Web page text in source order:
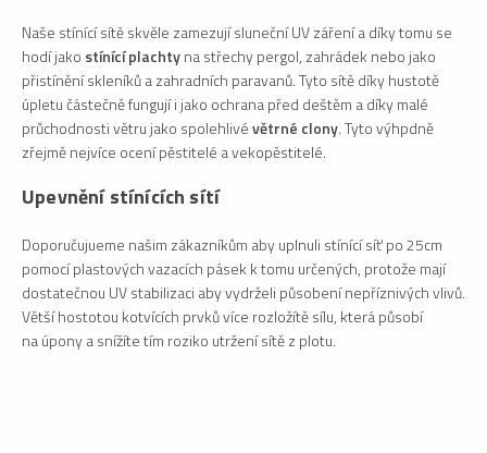
Naše stínící sítě skvěle zamezují sluneční UV záření a díky tomu se
hodí jako stínící plachtyna střechy pergol, zahrádek nebo jako
přistínění skleníků a zahradních paravanů. Tyto sítě díky hustotě
úpletu částečně fungují i jako ochrana před deštěm a díky malé
průchodnosti větru jako spolehlivévětrné clony. Tyto výhpdně
zřejmě nejvíce ocení pěstitelé a vekopěstitelé.
Upevnění stínících sítí
Doporučujueme našim zákazníkům aby uplnuli stínící síť po 25cm
pomocí plastových vazacích pásek k tomu určených, protože mají
dostatečnou UV stabilizaci aby vydrželi působení nepříznivých vlivů.
Větší hostotou kotvících prvků více rozložítě sílu, která působí
na úpony a snížíte tím roziko utržení sítě z plotu.